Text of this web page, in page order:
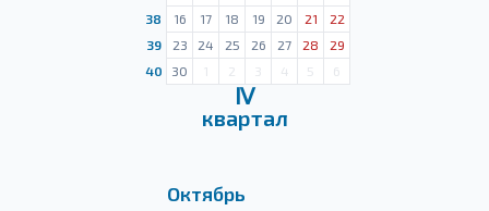
38
16 17 18 19 20 21
22
39
23 24 25 26 27 28
29
40
30 1 2 3 4 5 6
Ⅳ
квартал
Октябрь